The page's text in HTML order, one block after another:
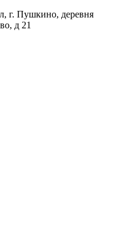
г. Пушкино, деревня
д 21